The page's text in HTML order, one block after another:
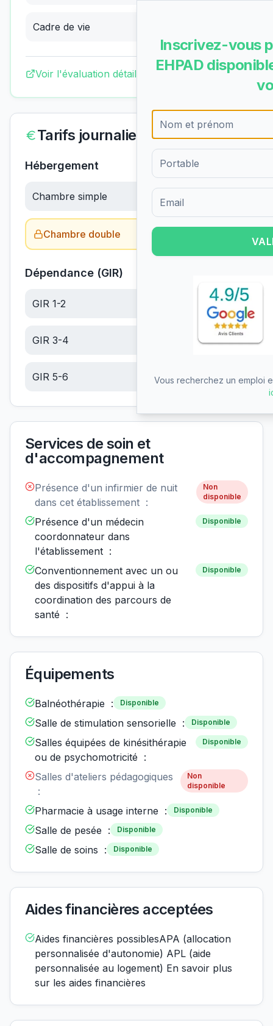
Cadre de vie
Voir l'évaluation détaillée complète
Tarifs journaliers
Hébergement
Chambre simple 86.96
Chambre double
Dépendance (GIR)
GIR 1-2 22.60€/jour
GIR 3-4 14.34€/jour
GIR 5-6 6.08€/jour
Services de soin et
d'accompagnement
Présence d'un infirmier de nuit
dans cet établissement :
Non
disponible
Présence d'un médecin
coordonnateur dans
l'établissement :
Disponible
Conventionnement avec un ou
des dispositifs d'appui à la
coordination des parcours de
santé :
Disponible
Équipements
Balnéothérapie : Disponible
Salle de stimulation sensorielle : Disponible
Salles équipées de kinésithérapie
ou de psychomotricité :
Disponible
Salles d'ateliers pédagogiques
:
Non
disponible
Pharmacie à usage interne : Disponible
Salle de pesée : Disponible
Salle de soins : Disponible
Aides financières acceptées
Aides financières possiblesAPA (allocation
personnalisée d'autonomie) APL (aide
personnalisée au logement) En savoir plus
sur les aides financières
Inscrivez-vous
EHPAD
Formulaire d'inscription pour
Vous recherchez un emploi